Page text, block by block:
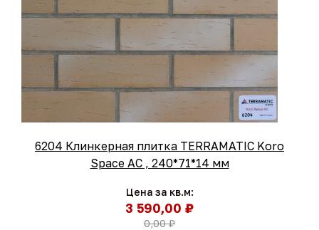
6204 Клинкерная плитка TERRAMATIC Koro
Space АС , 240*71*14 мм
Цена за кв.м:
3 590,00 ₽
0,00 ₽